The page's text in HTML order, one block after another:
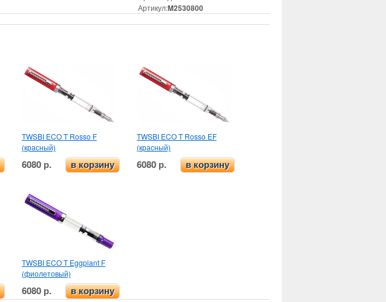
Артикул:M2530800
TWSBI ECO T Rosso F
(красный)
6080 р. в корзину
TWSBI ECO T Rosso EF
(красный)
6080 р. в корзину
TWSBI ECO T Eggplant F
(фиолетовый)
6080 р. в корзину